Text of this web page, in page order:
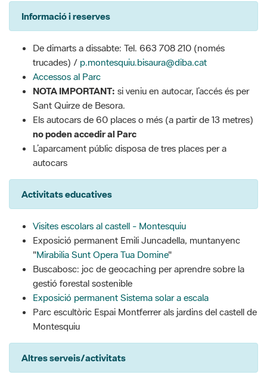
Informació i reserves
De dimarts a dissabte: Tel. 663 708 210 (només
trucades) / p.montesquiu.bisaura@diba.cat
Accessos al Parc
NOTA IMPORTANT: si veniu en autocar, l’accés és per
Sant Quirze de Besora.
Els autocars de 60 places o més (a partir de 13 metres)
no poden accedir al Parc
L’aparcament públic disposa de tres places per a
autocars
Activitats educatives
Visites escolars al castell - Montesquiu
Exposició permanent Emili Juncadella, muntanyenc
"Mirabilia Sunt Opera Tua Domine"
Buscabosc: joc de geocaching per aprendre sobre la
gestió forestal sostenible
Exposició permanent Sistema solar a escala
Parc escultòric Espai Montferrer als jardins del castell de
Montesquiu
Altres serveis/activitats